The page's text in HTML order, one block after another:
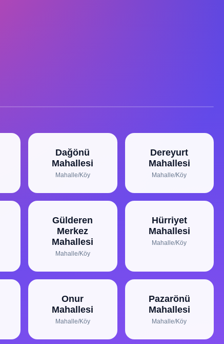
Dağönü
Mahallesi
Mahalle/Köy
Dereyurt
Mahallesi
Mahalle/Köy
Gülderen
Merkez
Mahallesi
Mahalle/Köy
Hürriyet
Mahallesi
Mahalle/Köy
Onur
Mahallesi
Mahalle/Köy
Pazarönü
Mahallesi
Mahalle/Köy